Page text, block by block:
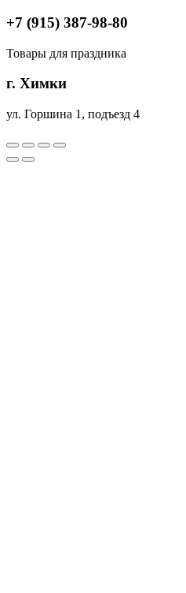
+7 (915) 387-98-80
Товары для праздника
г. Химки
ул. Горшина 1, подъезд 4